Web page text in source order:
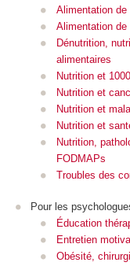
Alimentation de
Alimentation de
Dénutrition,
alimentaires
Nutrition et
Nutrition et
Nutrition et
Nutrition et
Nutrition,
FODMAPs
Troubles des
Pour les
Éducation
Entretien
Obésité,